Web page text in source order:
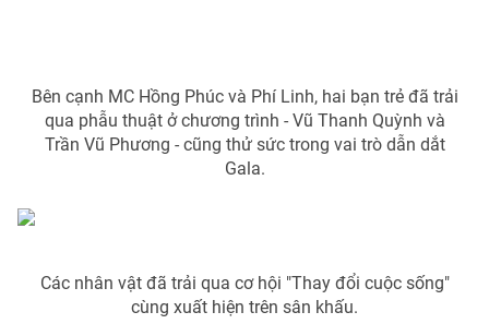
Video Shorts video
VTV Thể thao
VTV Sức khoẻ
Thị trường 24h Tấm lòng Việt
Bên cạnh MC Hồng Phúc và Phí Linh, hai bạn trẻ đã trải
qua phẫu thuật ở chương trình - Vũ Thanh Quỳnh và
Trần Vũ Phương - cũng thử sức trong vai trò dẫn dắt
Gala.
Các nhân vật đã trải qua cơ hội "Thay đổi cuộc sống"
cùng xuất hiện trên sân khấu.